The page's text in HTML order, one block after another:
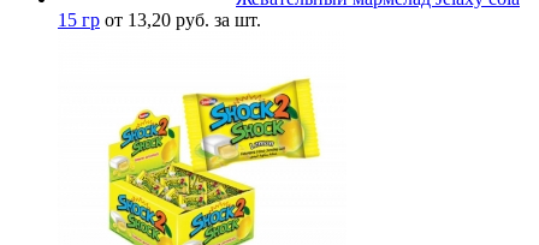
15 гр от 13,20 руб. за шт.